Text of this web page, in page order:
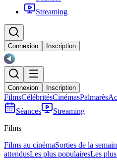
Streaming
Connexion Inscription
Connexion Inscription
FilmsCélébritésCinémasPalmarès
Séances
Streaming
Films
Films au cinémaSorties de la
attendusLes plus populairesLes